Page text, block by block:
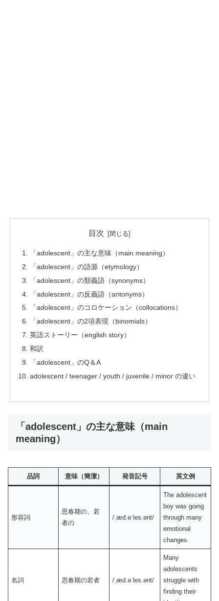
目次
「adolescent」の主な意味（main meaning）
「adolescent」の語源（etymology）
「adolescent」の類義語（synonyms）
「adolescent」の反義語（antonyms）
「adolescent」のコロケーション（collocations）
「adolescent」の2項表現（binomials）
英語ストーリー（english story）
和訳
「adolescent」のQ＆A
adolescent / teenager / youth / juvenile / minor の違い
「adolescent」の主な意味（main
meaning）
品詞 意味（簡潔） 発音記号 英文例
形容詞
思春期の、若
者の
/ˌæd.əˈles.ənt/
The adolescent
boy was going
through many
emotional
changes.
名詞 思春期の若者 /ˌæd.əˈles.ənt/
Many
adolescents
struggle with
finding their